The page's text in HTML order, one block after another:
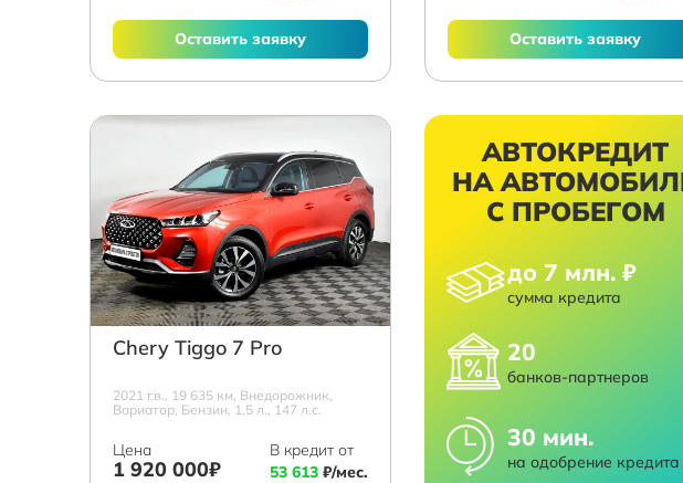
Оставить заявку Оставить заявку
Chery Tiggo 7 Pro
2021 г.в., 19 635 км, Внедорожник,
Вариатор, Бензин, 1.5 л., 147 л.с.
Цена
1 920 000₽
В кредит от
53 613 ₽/мес.
АВТОКРЕДИТ
НА
С ПРОБЕГОМ
до 7 млн. ₽
сумма кредита
20
банков-партнеров
30 мин.
на одобрение кредита